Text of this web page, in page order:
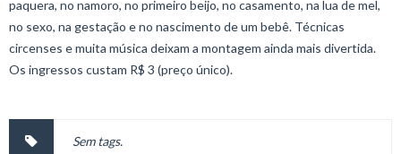
paquera, no namoro, no primeiro beijo, no casamento, na lua de mel,
no sexo, na gestação e no nascimento de um bebê. Técnicas
circenses e muita música deixam a montagem ainda mais divertida.
Os ingressos custam R$ 3 (preço único).
Sem tags.